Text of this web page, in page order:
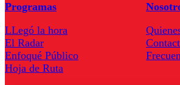
Programas
LLegó la hora
El Radar
Enfoqué Público
Hoja de Ruta